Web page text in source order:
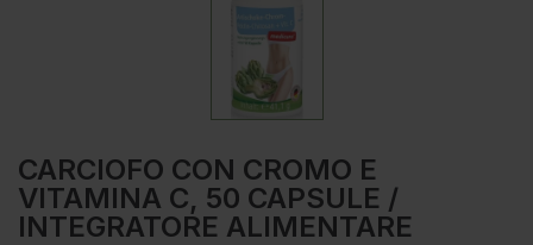
CARCIOFO CON CROMO E
VITAMINA C, 50 CAPSULE /
INTEGRATORE ALIMENTARE